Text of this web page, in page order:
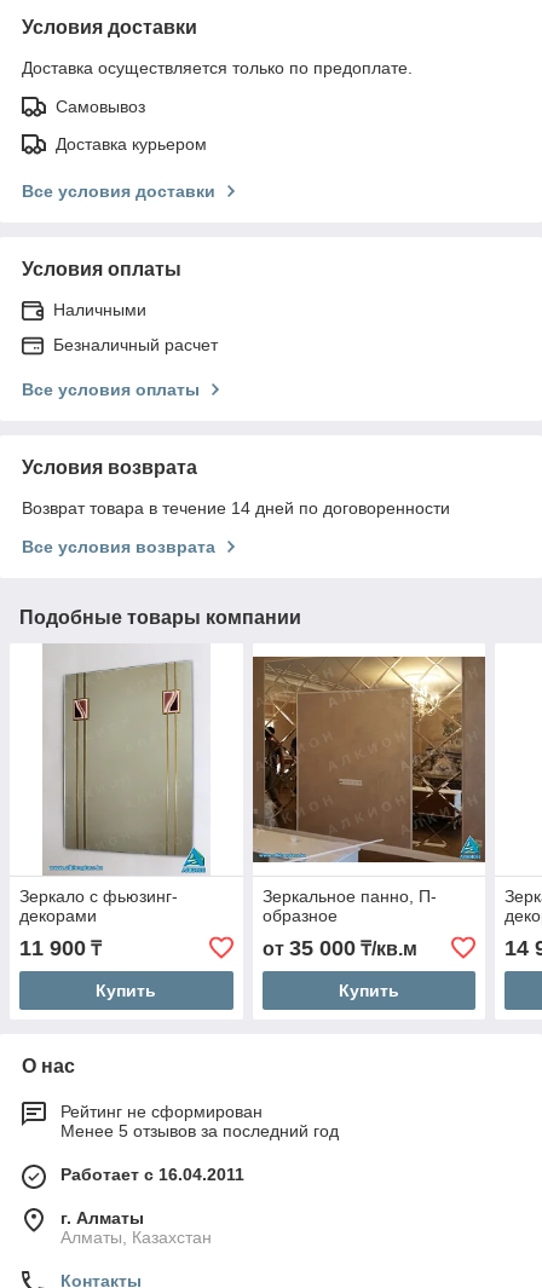
Условия доставки
Доставка осуществляется только по предоплате.
Самовывоз
Доставка курьером
Все условия доставки
Условия оплаты
Наличными
Безналичный расчет
Все условия оплаты
Условия возврата
Возврат товара в течение 14 дней по договоренности
Все условия возврата
Подобные товары компании
Зеркало с фьюзинг-
декорами
11 900 ₸
Купить
Зеркальное панно, П-
образное
от 35 000₸/кв.м
Купить
14
О нас
Рейтинг не сформирован
Менее 5 отзывов за последний год
Работает с 16.04.2011
г. Алматы
Алматы, Казахстан
Контакты